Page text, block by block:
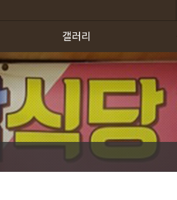
갤러리